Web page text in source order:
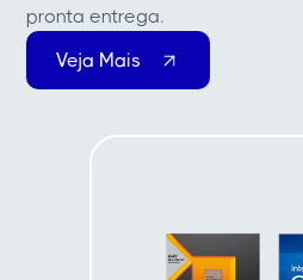
pronta entrega.
Veja Mais